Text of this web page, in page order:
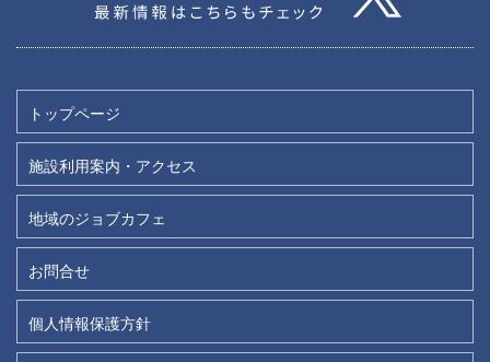
トップページ
施設利用案内・アクセス
地域のジョブカフェ
お問合せ
個人情報保護方針